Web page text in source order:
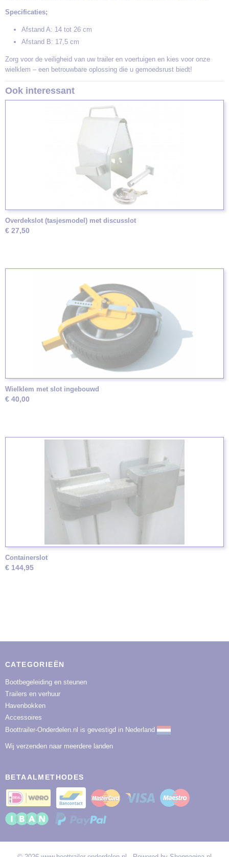
Specificaties;
Afstand A: 14 tot 26 cm
Afstand B: 17,5 cm
Zorg voor de veiligheid van uw trailer en voertuigen en kies voor onze
wielklem – een betrouwbare oplossing die u gemoedsrust biedt!
Ook interessant
Overdekslot (tasjesmodel) met discusslot
€ 27,50
Wielklem met slot ingebouwd
€ 40,00
Containerslot
€ 144,95
CATEGORIEËN
Bootbegeleiding en steunen
Trailers en verhuur
Havenbokken
Accessoires
Boottrailer-Onderdelen.nl is gevestigd in Nederland
Wij verzenden naar meerdere landen
BETAALMETHODES